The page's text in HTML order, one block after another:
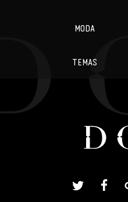
MODA
TEMAS